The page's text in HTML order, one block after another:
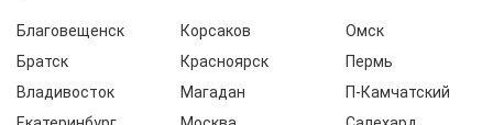
Благовещенск
Братск
Владивосток
Корсаков
Красноярск
Магадан
Омск
Пермь
П-Камчатский